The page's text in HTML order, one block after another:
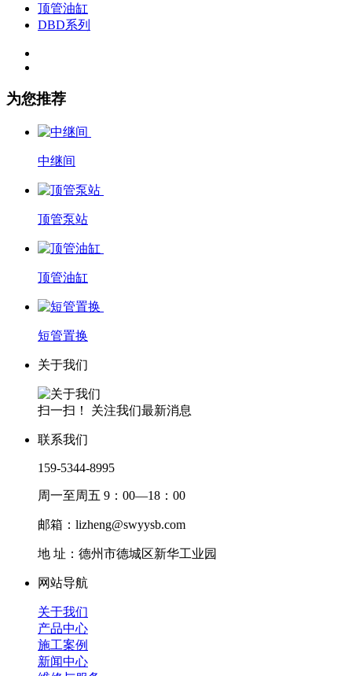
顶管油缸
DBD系列
为您推荐
中继间
顶管泵站
顶管油缸
短管置换
关于我们
扫一扫！ 关注我们最新消息
联系我们
159-5344-8995
周一至周五 9：00—18：00
邮箱：lizheng@swyysb.com
地 址：德州市德城区新华工业园
网站导航
关于我们
产品中心
施工案例
新闻中心